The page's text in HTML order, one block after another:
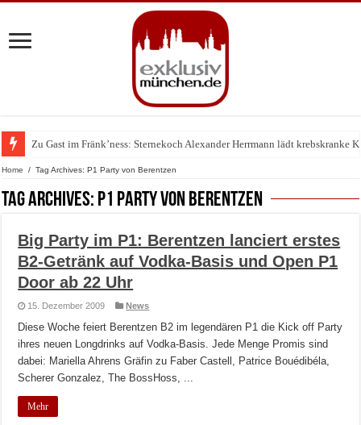
Zu Gast im Fränk’ness: Sternekoch Alexander Herrmann lädt krebskranke
Warum München gerade zum Treffpunkt der Lingerie-Branche wurde
Home / Tag Archives: P1 Party von Berentzen
Tag Archives: P1 Party von Berentzen
Big Party im P1: Berentzen lanciert erstes
B2-Getränk auf Vodka-Basis und Open P1
Door ab 22 Uhr
15. Dezember 2009 News
Diese Woche feiert Berentzen B2 im legendären P1 die Kick off Party
ihres neuen Longdrinks auf Vodka-Basis. Jede Menge Promis sind
dabei: Mariella Ahrens Gräfin zu Faber Castell, Patrice Bouédibéla,
Scherer Gonzalez, The BossHoss, ...
Mehr